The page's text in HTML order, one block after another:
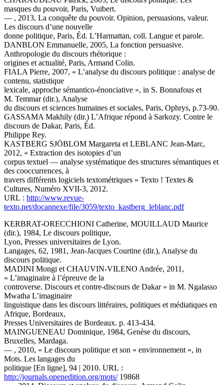
masques du pouvoir, Paris, Vuibert.
— , 2013, La conquête du pouvoir. Opinion, persuasions, valeur.
Les discours d’une nouvelle
donne politique, Paris, Éd. L’Harmattan, coll. Langue et parole.
DANBLON Emmanuelle, 2005, La fonction persuasive.
Anthropologie du discours rhétorique :
origines et actualité, Paris, Armand Colin.
FIALA Pierre, 2007, « L’analyse du discours politique : analyse de
contenu, statistique
lexicale, approche sémantico-énonciative », in S. Bonnafous et
M. Temmar (dir.), Analyse
du discours et sciences humaines et sociales, Paris, Ophrys, p.73-90.
GASSAMA Makhily (dir.) L’Afrique répond à Sarkozy. Contre le
discours de Dakar, Paris, Éd.
Philippe Rey.
KASTBERG SJÖBLOM Margareta et LEBLANC Jean-Marc,
2012, « Extraction des isotopies d’un
corpus textuel — analyse systématique des structures sémantiques et
des cooccurrences, à
travers différents logiciels textométriques » Texto ! Textes &
Cultures, Numéro XVII-3, 2012.
URL : http://www.revue-
texto.net/docannexe/file/3059/texto_kastberg_leblanc.pdf
KERBRAT-ORECCHIONI Catherine, MOUILLAUD Maurice
(dir.), 1984, Le discours politique,
Lyon, Presses universitaires de Lyon.
Langages, 62, 1981, Jean-Jacques Courtine (dir.), Analyse du
discours politique.
MADINI Mongi et CHAUVIN-VILENO Andrée, 2011,
« L’imaginaire à l’épreuve de la
controverse. Discours et contre-discours de Dakar » in M. Ngalasso
Mwatha L’imaginaire
linguistique dans les discours littéraires, politiques et médiatiques en
Afrique, Bordeaux,
Presses Universitaires de Bordeaux. p. 413-434.
MAINGUENEAU Dominique, 1984, Genèse du discours,
Bruxelles, Mardaga.
— , 2010, « Le discours politique et son « environnement », in
Mots. Les langages du
politique [En ligne], 94 | 2010. URL :
http://journals.openedition.org/mots/19868